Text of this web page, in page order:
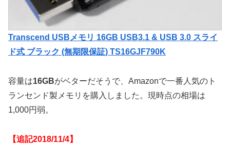
Transcend USBメモリ 16GB USB3.1 & USB 3.0 スライ
ド式 ブラック (無期限保証) TS16GJF790K
容量は16GBがベターだそうで、Amazonで一番人気のト
ランセンド製メモリを購入しました。現時点の相場は
1,000円弱。
【追記2018/11/4】